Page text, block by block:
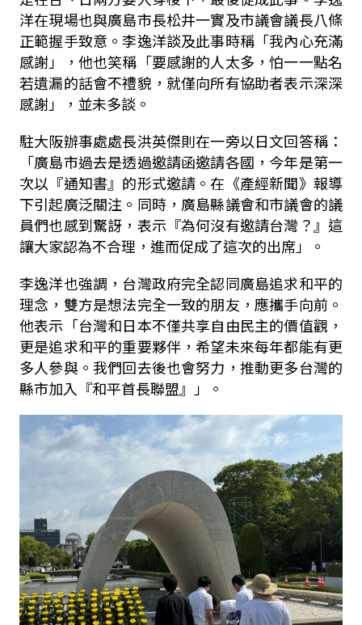
洋在現場也與廣島市長松井一實及市議會議長八條
正範握手致意。李逸洋談及此事時稱「我內心充滿
感謝」，他也笑稱「要感謝的人太多，怕一一點名
若遺漏的話會不禮貌，就僅向所有協助者表示深深
感謝」，並未多談。
駐大阪辦事處處長洪英傑則在一旁以日文回答稱：
「廣島市過去是透過邀請函邀請各國，今年是第一
次以『通知書』的形式邀請。在《產經新聞》報導
下引起廣泛關注。同時，廣島縣議會和市議會的議
員們也感到驚訝，表示『為何沒有邀請台灣？』這
讓大家認為不合理，進而促成了這次的出席」。
李逸洋也強調，台灣政府完全認同廣島追求和平的
理念，雙方是想法完全一致的朋友，應攜手向前。
他表示「台灣和日本不僅共享自由民主的價值觀，
更是追求和平的重要夥伴，希望未來每年都能有更
多人參與。我們回去後也會努力，推動更多台灣的
縣市加入『和平首長聯盟』」。